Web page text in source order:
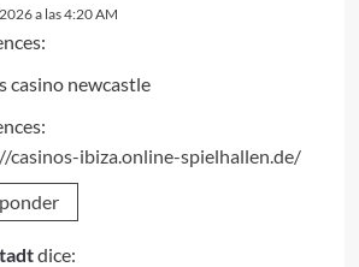
a las 4:20 AM
casino newcastle
casinos-ibiza.online-spielhallen.de/
dice: